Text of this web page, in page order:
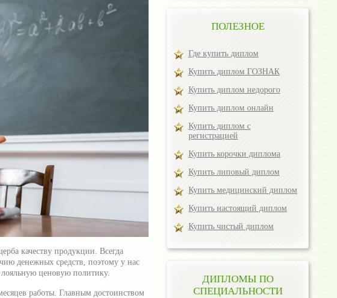
качеству продукции. Всегда
денежных средств, поэтому у нас
ценовую политику.
работы. Главным достоинством
ПОЛЕЗНОЕ
Где купить диплом
Купить диплом ГОЗНАК
Купить диплом недорого
Купить диплом онлайн
Купить диплом с
регистрацией
Купить корочки диплома
Купить липовый диплом
Купить медицинский диплом
Купить настоящий диплом
Купить чистый диплом
ДИПЛОМЫ ПО
СПЕЦИАЛЬНОСТИ